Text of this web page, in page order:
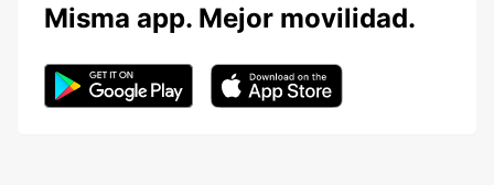
Misma app. Mejor movilidad.